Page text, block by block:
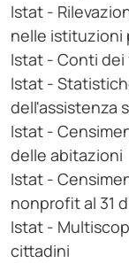
Istat -
nelle istituzioni
Istat - Conti dei
Istat -
dell'assistenza
Istat -
delle abitazioni
Istat -
nonprofit al 31
Istat -
cittadini